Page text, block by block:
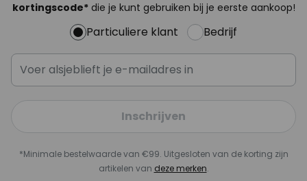
kortingscode*die je kunt gebruiken bij je eerste aankoop!
Particuliere klant Bedrijf
Inschrijven
*Minimale bestelwaarde van €99. Uitgesloten van de korting zijn
artikelen van deze merken.